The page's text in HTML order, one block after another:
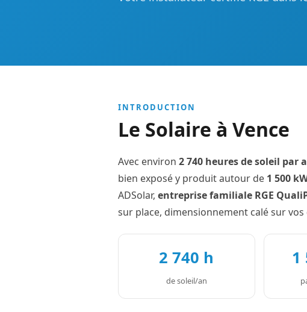
INTRODUCTION
Le Solaire à Vence
Avec environ 2 740 heures de soleil par
bien exposé y produit autour de 1 500
ADSolar, entreprise familiale RGE
sur place, dimensionnement calé sur
2 740 h
de soleil/an
1